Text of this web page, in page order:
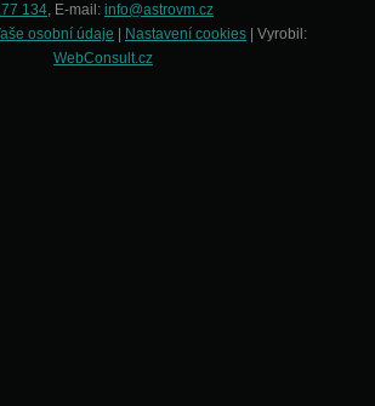
134, E-mail: info@astrovm.cz
osobní údaje
Nastavení cookies | Vyrobil:
WebConsult.cz